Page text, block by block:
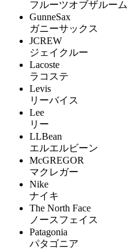
フルーツオブザルーム
GunneSax
ガニーサックス
JCREW
ジェイクルー
Lacoste
ラコステ
Levis
リーバイス
Lee
リー
LLBean
エルエルビーン
McGREGOR
マクレガー
Nike
ナイキ
The North Face
ノースフェイス
Patagonia
パタゴニア